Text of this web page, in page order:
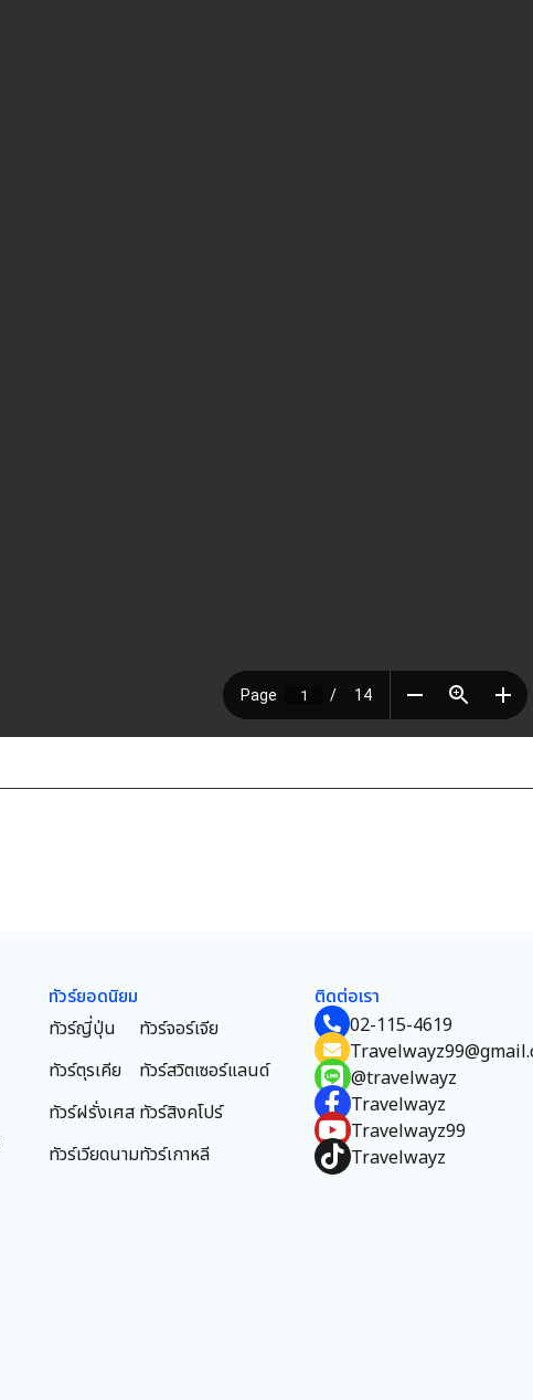
ทัวร์ยอดนิยม
ทัวร์ญี่ปุ่น
ทัวร์ตุรเคีย
ทัวร์ฝรั่งเศส
ทัวร์เวียดนาม
ทัวร์จอร์เจีย
ทัวร์สวิตเซอร์แลนด์
ทัวร์สิงคโปร์
ทัวร์เกาหลี
ติดต่อเรา
02-115-4619
@travelwayz
Travelwayz
Travelwayz99
Travelwayz